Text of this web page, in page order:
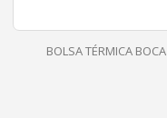
BOLSA TÉRMICA BOCA